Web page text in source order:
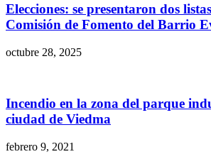
Elecciones: se presentaron dos
Comisión de Fomento del Barrio
octubre 28, 2025
Incendio en la zona del parque
ciudad de Viedma
febrero 9, 2021